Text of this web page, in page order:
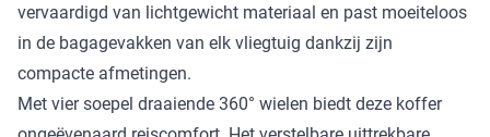
vervaardigd van lichtgewicht materiaal en past moeiteloos
in de bagagevakken van elk vliegtuig dankzij zijn
compacte afmetingen.
Met vier soepel draaiende 360° wielen biedt deze koffer